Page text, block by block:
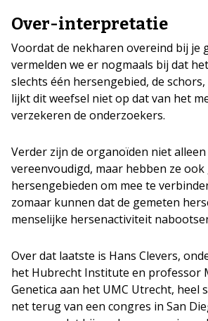
Over-interpretatie
Voordat de nekharen overeind bij je
vermelden we er nogmaals bij dat
slechts één hersengebied, de
lijkt dit weefsel niet op dat van het
verzekeren de onderzoekers.
Verder zijn de organoïden niet
vereenvoudigd, maar hebben ze ook
hersengebieden om mee te
zomaar kunnen dat de gemeten
menselijke hersenactiviteit
Over dat laatste is Hans Clevers,
het Hubrecht Institute en professor
Genetica aan het UMC Utrecht, heel
net terug van een congres in San